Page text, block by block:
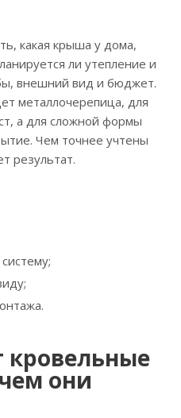
какая крыша у дома,
ли утепление и
внешний вид и бюджет.
металлочерепица, для
а для сложной формы
Чем точнее учтены
результат.
кровельные
они